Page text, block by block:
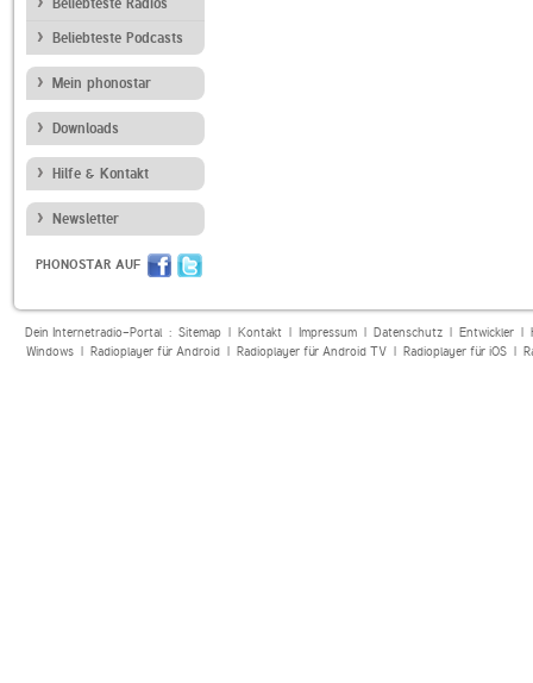
Beliebteste Radios
Beliebteste Podcasts
Mein phonostar
Downloads
Hilfe & Kontakt
Newsletter
PHONOSTAR AUF
Dein Internetradio-Portal : Sitemap| Kontakt| Impressum| Datenschutz| Entwickler|
Windows| Radioplayer für Android| Radioplayer für Android TV| Radioplayer für iOS|